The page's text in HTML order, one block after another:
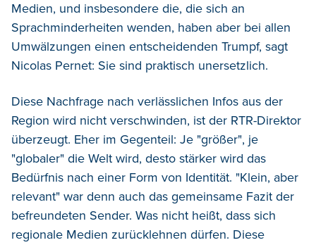
Medien, und insbesondere die, die sich an
Sprachminderheiten wenden, haben aber bei allen
Umwälzungen einen entscheidenden Trumpf, sagt
Nicolas Pernet: Sie sind praktisch unersetzlich.
Diese Nachfrage nach verlässlichen Infos aus der
Region wird nicht verschwinden, ist der RTR-Direktor
überzeugt. Eher im Gegenteil: Je "größer", je
"globaler" die Welt wird, desto stärker wird das
Bedürfnis nach einer Form von Identität. "Klein, aber
relevant" war denn auch das gemeinsame Fazit der
befreundeten Sender. Was nicht heißt, dass sich
regionale Medien zurücklehnen dürfen. Diese